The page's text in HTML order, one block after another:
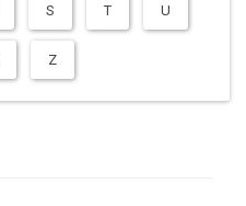
S T U
Z